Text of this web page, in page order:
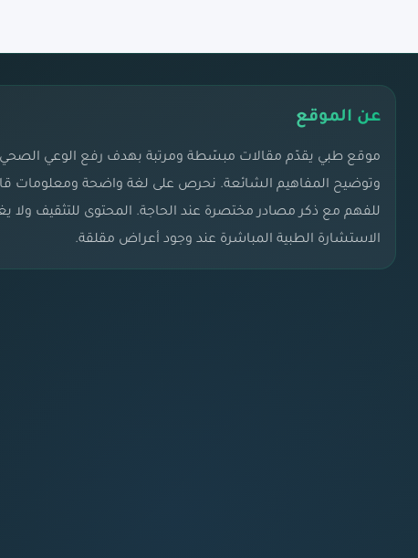
عن الموقع
موقع طبي يقدّم مقالات مبسّطة ومرتبة بهدف رفع الوعي الصحي
وتوضيح المفاهيم الشائعة. نحرص على لغة واضحة ومعلومات
للفهم مع ذكر مصادر مختصرة عند الحاجة. المحتوى للتثقيف ولا
الاستشارة الطبية المباشرة عند وجود أعراض مقلقة.